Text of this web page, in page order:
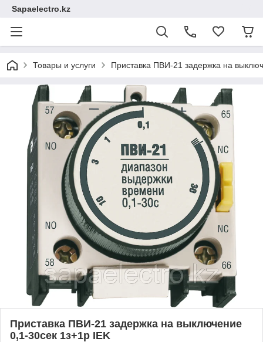
Sapaelectro.kz
Товары и услуги Приставка ПВИ-21 задержка на
Приставка ПВИ-21 задержка на выключение
0,1-30сек 1з+1р IEK